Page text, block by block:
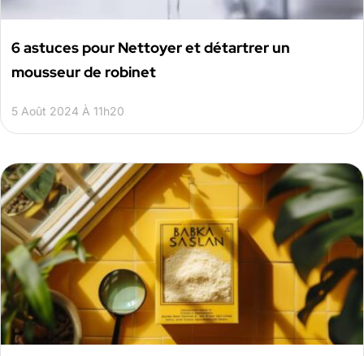
6 astuces pour Nettoyer et détartrer un
mousseur de robinet
5 Août 2024 À 11h20